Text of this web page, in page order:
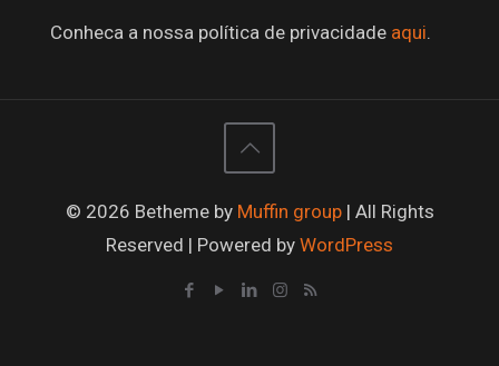
Conheca a nossa política de privacidade aqui.
© 2026 Betheme by Muffin group| All Rights
Reserved | Powered by WordPress